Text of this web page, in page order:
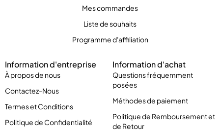
Mes commandes
Liste de souhaits
Programme d'affiliation
Information d'entreprise
À propos de nous
Contactez-Nous
Termes et Conditions
Politique de Confidentialité
Information d'achat
Questions fréquemment
posées
Méthodes de paiement
Politique de Remboursement et
de Retour